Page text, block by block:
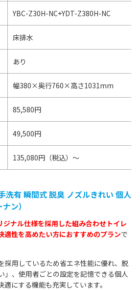
YBC-Z30H-NC+YDT-Z380H-NC
床排水
あり
幅380×奥行760×高さ1031mm
85,580円
49,500円
135,080円（税込）～
洗有 瞬間式 脱臭 ノズルきれい 個人
ン）
ジナル仕様を採用した組み合わせトイレ
適性を高めたい方におすすめのプランで
採用しているため省エネ性能に優れ、脱
」、使用者ごとの設定を記憶できる個人
にする機能も充実しています。